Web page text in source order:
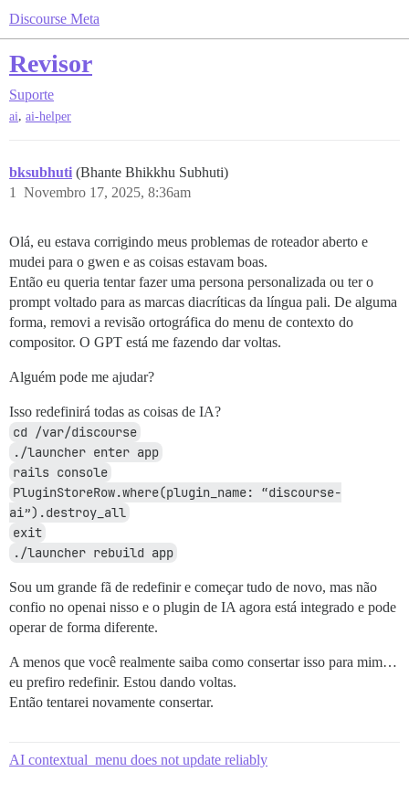
Discourse Meta
Revisor
Suporte
ai, ai-helper
bksubhuti (Bhante Bhikkhu Subhuti)
Novembro 17, 2025, 8:36am
1
Olá, eu estava corrigindo meus problemas de roteador aberto e
mudei para o gwen e as coisas estavam boas.
Então eu queria tentar fazer uma persona personalizada ou ter o
prompt voltado para as marcas diacríticas da língua pali. De alguma
forma, removi a revisão ortográfica do menu de contexto do
compositor. O GPT está me fazendo dar voltas.
Alguém pode me ajudar?
Isso redefinirá todas as coisas de IA?
cd /var/discourse
./launcher enter app
rails console
PluginStoreRow.where(plugin_name: “discourse-
ai”).destroy_all
exit
./launcher rebuild app
Sou um grande fã de redefinir e começar tudo de novo, mas não
confio no openai nisso e o plugin de IA agora está integrado e pode
operar de forma diferente.
A menos que você realmente saiba como consertar isso para mim…
eu prefiro redefinir. Estou dando voltas.
Então tentarei novamente consertar.
AI contextual_menu does not update reliably